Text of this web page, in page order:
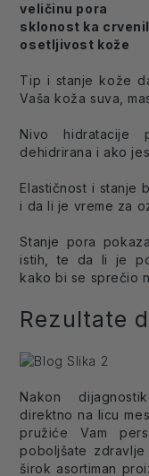
veličinu pora
sklonost ka
osetljivost kože
Tip i stanje kože
Vaša koža suva,
Nivo
dehidrirana i ako
Elastičnost i stanje
i da li je vreme za
Stanje pora
istih, te da li je
kako bi se sprečio
Rezultate
Nakon
direktno na licu
pružiće Vam
poboljšate
širok asortiman